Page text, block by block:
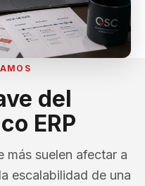
del
ERP
más suelen afectar a
escalabilidad de una